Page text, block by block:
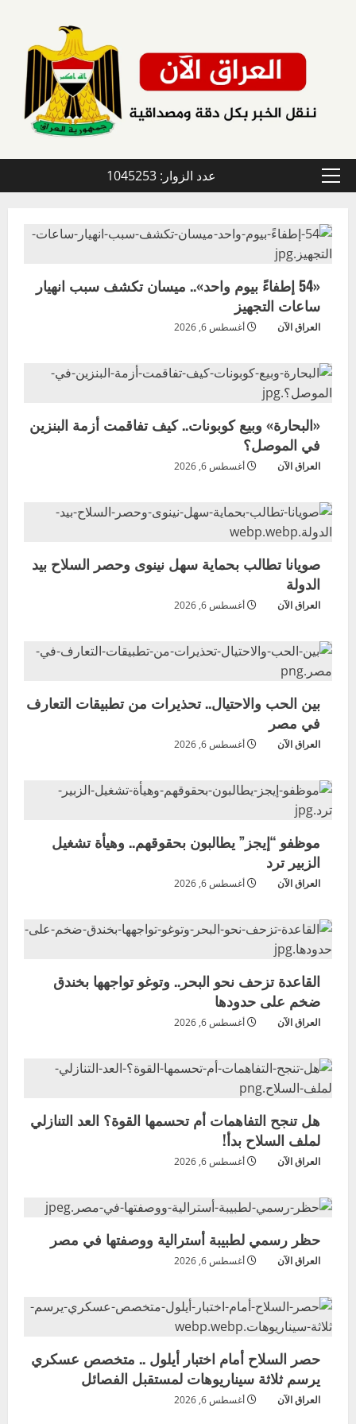
القائمة
عدد الزوار: 1045253
مقالات
«54 إطفاءً بيوم واحد».. ميسان تكشف سبب انهيار
ساعات التجهيز
العراق الآن أغسطس 6, 2026
«البحارة» وبيع كوبونات.. كيف تفاقمت أزمة البنزين
في الموصل؟
العراق الآن أغسطس 6, 2026
صويانا تطالب بحماية سهل نينوى وحصر السلاح بيد
الدولة
العراق الآن أغسطس 6, 2026
بين الحب والاحتيال.. تحذيرات من تطبيقات التعارف
في مصر
العراق الآن أغسطس 6, 2026
موظفو “إيجز” يطالبون بحقوقهم.. وهيأة تشغيل
الزبير ترد
العراق الآن أغسطس 6, 2026
القاعدة تزحف نحو البحر.. وتوغو تواجهها بخندق
ضخم على حدودها
العراق الآن أغسطس 6, 2026
هل تنجح التفاهمات أم تحسمها القوة؟ العد التنازلي
لملف السلاح بدأ!
العراق الآن أغسطس 6, 2026
حظر رسمي لطبيبة أسترالية ووصفتها في مصر
العراق الآن أغسطس 6, 2026
حصر السلاح أمام اختبار أيلول .. متخصص عسكري
يرسم ثلاثة سيناريوهات لمستقبل الفصائل
العراق الآن أغسطس 6, 2026